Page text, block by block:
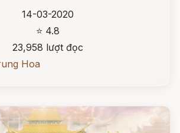
14-03-2020
⭐ 4.8
23,958 lượt đọc
Hoa